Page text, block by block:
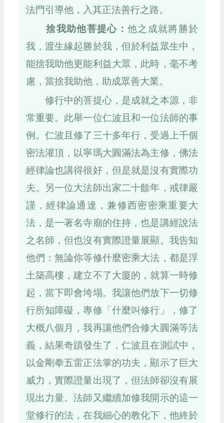
法門引導他，入其正法善行之路。
捨我助他菩提心： 他之成就將勝於
我，渡生緣起勝於我，但於利益眾生中，
能捨我助他更能利益大眾，此時，毫不考
慮，當捨我助他，助成眾善大業。
修行中的菩提心，是成就之本源，非
常重要。此舉一位仁波且和一位法師的事
例。仁波且修了三十多年行，受過上千個
密法灌頂，以寧瑪大圓滿法為主修，佛法
經律論也講得很好，但是就是沒有實際功
夫。另一位大法師出家二十餘年，戒律嚴
謹，經律論通達，兼修西密密乘重要大
法，是一著名寺廟的住持，也是講經說法
之名師，但也沒有實際證量展顯。我告知
他們：無論你等修什麼密乘大法，都是浮
土築高樓，建立不了大廈的，就算一時修
起，當下即會垮塌。我讓他們放下一切修
行所知障礙，專修「什麼叫修行」，修了
大概八個月，我再讓他們合修大圓滿等法
義，結果奇蹟發生了，仁波且在測試中，
以金剛拳五雷正法掌的功夫，顯示了巨大
威力，實際證量出現了，但法師卻沒有展
現出力量。法師又繼續加修我開示的這一
堂修行的法，在我細心的教化下，他終於